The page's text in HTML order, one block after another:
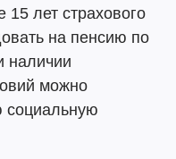
лет страхового
на пенсию по
наличии
можно
социальную